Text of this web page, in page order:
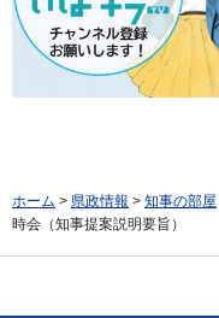
ホーム > 県政情報 > 知事の部屋
時会（知事提案説明要旨）